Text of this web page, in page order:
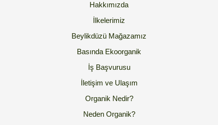
Hakkımızda
İlkelerimiz
Beylikdüzü Mağazamız
Basında Ekoorganik
İş Başvurusu
İletişim ve Ulaşım
Organik Nedir?
Neden Organik?